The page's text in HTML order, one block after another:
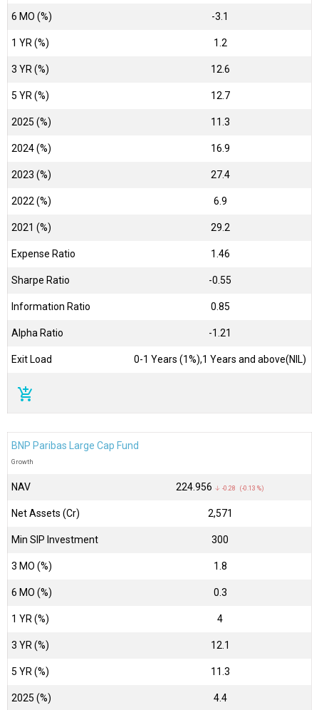
6 MO (%) -3.1
1 YR (%) 1.2
3 YR (%) 12.6
5 YR (%) 12.7
2025 (%) 11.3
2024 (%) 16.9
2023 (%) 27.4
2022 (%) 6.9
2021 (%) 29.2
Expense Ratio 1.46
Sharpe Ratio -0.55
Information Ratio 0.85
Alpha Ratio -1.21
Exit Load 0-1 Years (1%),1 Years and above(NIL)
add_shopping_cart
BNP Paribas Large Cap Fund
Growth
NAV ₹224.956 ↓ -0.28 (-0.13 %)
Net Assets (Cr) ₹2,571
Min SIP Investment 300
3 MO (%) 1.8
6 MO (%) 0.3
1 YR (%) 4
3 YR (%) 12.1
5 YR (%) 11.3
2025 (%) 4.4